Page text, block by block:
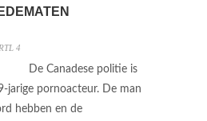
RTL 4
De Canadese politie is
jarige pornoacteur. De man
hebben en de